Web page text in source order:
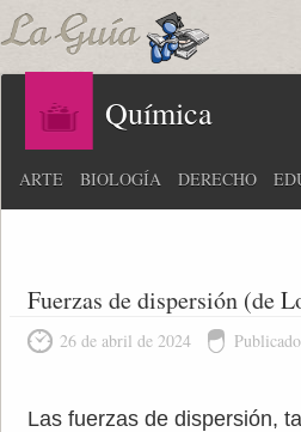
Química
ARTE BIOLOGÍA DERECHO
Fuerzas de dispersión (de
26 de abril de 2024
Las fuerzas de dispersión,